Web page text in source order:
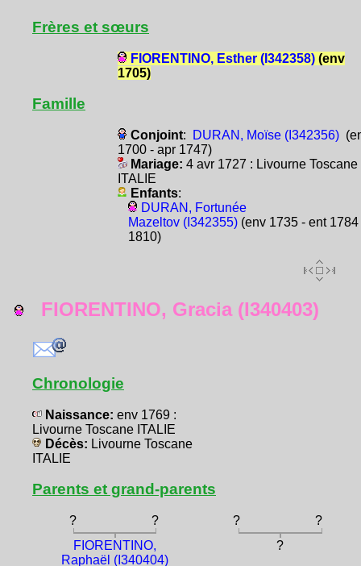
Frères et sœurs
FIORENTINO, Esther (I342358)(env
1705)
Famille
Conjoint: DURAN, Moïse (I342356)
1700 - apr 1747)
Mariage: 4 avr 1727 : Livourne Toscane
ITALIE
Enfants:
DURAN, Fortunée
Mazeltov (I342355)(env 1735 - ent 1784
1810)
FIORENTINO, Gracia (I340403)
Chronologie
Naissance: env 1769 :
Livourne Toscane ITALIE
Décès: Livourne Toscane
ITALIE
Parents et grand-parents
? ? ?
?
FIORENTINO,
Raphaël (I340404)
?